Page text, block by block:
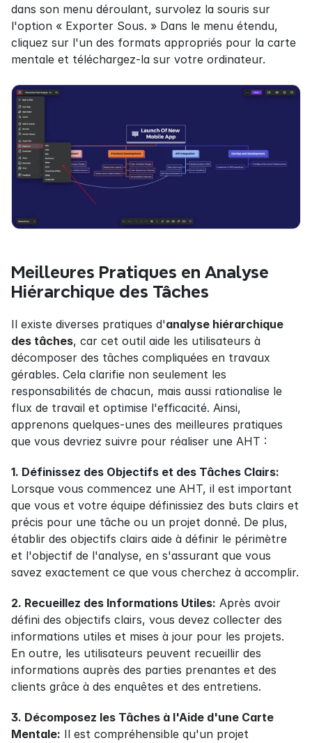
dans son menu déroulant, survolez la souris sur
l'option « Exporter Sous. » Dans le menu étendu,
cliquez sur l'un des formats appropriés pour la carte
mentale et téléchargez-la sur votre ordinateur.
Meilleures Pratiques en Analyse
Hiérarchique des Tâches
Il existe diverses pratiques d'analyse hiérarchique
des tâches, car cet outil aide les utilisateurs à
décomposer des tâches compliquées en travaux
gérables. Cela clarifie non seulement les
responsabilités de chacun, mais aussi rationalise le
flux de travail et optimise l'efficacité. Ainsi,
apprenons quelques-unes des meilleures pratiques
que vous devriez suivre pour réaliser une AHT :
1. Définissez des Objectifs et des Tâches Clairs:
Lorsque vous commencez une AHT, il est important
que vous et votre équipe définissiez des buts clairs et
précis pour une tâche ou un projet donné. De plus,
établir des objectifs clairs aide à définir le périmètre
et l'objectif de l'analyse, en s'assurant que vous
savez exactement ce que vous cherchez à accomplir.
2. Recueillez des Informations Utiles: Après avoir
défini des objectifs clairs, vous devez collecter des
informations utiles et mises à jour pour les projets.
En outre, les utilisateurs peuvent recueillir des
informations auprès des parties prenantes et des
clients grâce à des enquêtes et des entretiens.
3. Décomposez les Tâches à l'Aide d'une Carte
Mentale: Il est compréhensible qu'un projet